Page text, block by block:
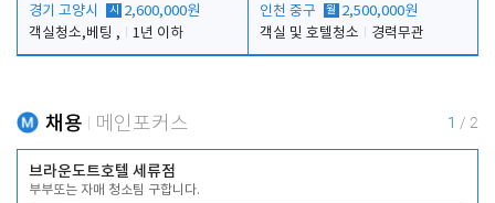
경기 고양시 시
2,600,000원
객실청소,베팅 ,
1년 이하
인천 중구 월 2,500,000원
객실 및 호텔청소
경력무관
채용 메인포커스 1 / 2
브라운도트호텔 세류점
부부또는 자매 청소팀 구합니다.